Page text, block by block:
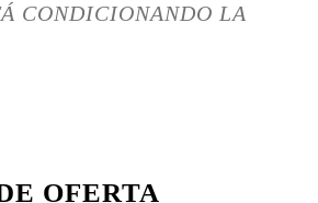
CONDICIONANDO LA
OFERTA